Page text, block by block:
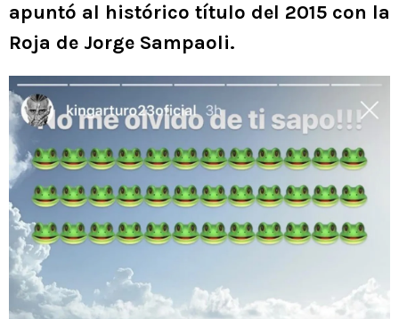
apuntó al histórico título del 2015 con la
Roja de Jorge Sampaoli.